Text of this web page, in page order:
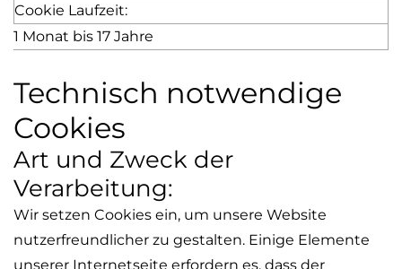
Cookie Laufzeit:
1 Monat bis 17 Jahre
Technisch notwendige
Cookies
Art und Zweck der
Verarbeitung:
Wir setzen Cookies ein, um unsere Website
nutzerfreundlicher zu gestalten. Einige Elemente
unserer Internetseite erfordern es, dass der